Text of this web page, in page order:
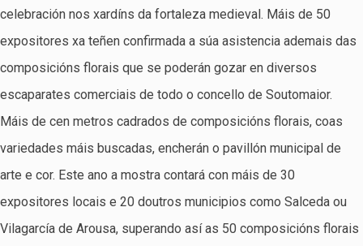
celebración nos xardíns da fortaleza medieval. Máis de 50
expositores xa teñen confirmada a súa asistencia ademais das
composicións florais que se poderán gozar en diversos
escaparates comerciais de todo o concello de Soutomaior.
Máis de cen metros cadrados de composicións florais, coas
variedades máis buscadas, encherán o pavillón municipal de
arte e cor. Este ano a mostra contará con máis de 30
expositores locais e 20 doutros municipios como Salceda ou
Vilagarcía de Arousa, superando así as 50 composicións florais